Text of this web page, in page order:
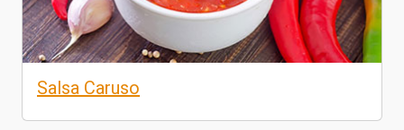
Salsa Caruso